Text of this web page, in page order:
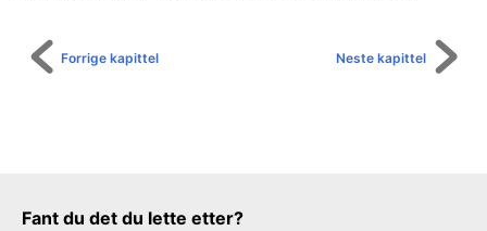
Neste kapittel
Forrige kapittel
Tilbakemeldingsskjema
Fant du det du lette etter?